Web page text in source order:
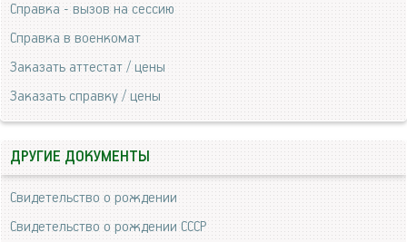
Справка - вызов на сессию
Справка в военкомат
Заказать аттестат / цены
Заказать справку / цены
ДРУГИЕ ДОКУМЕНТЫ
Свидетельство о рождении
Свидетельство о рождении СССР